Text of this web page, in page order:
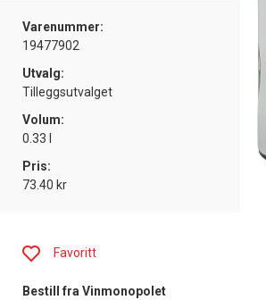
Varenummer:
19477902
Utvalg:
Tilleggsutvalget
Volum:
0.33 l
Pris:
73.40 kr
Favoritt
Bestill fra Vinmonopolet